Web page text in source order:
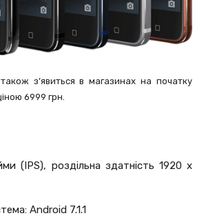
з’явиться в магазинах на початку
6999 грн.
(IPS), роздільна здатність 1920 x
Android 7.1.1